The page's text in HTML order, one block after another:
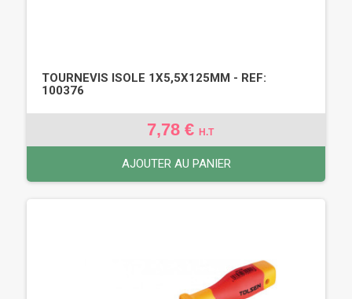
TOURNEVIS ISOLE 1X5,5X125MM - REF:
100376
7,78 € H.T
AJOUTER AU PANIER